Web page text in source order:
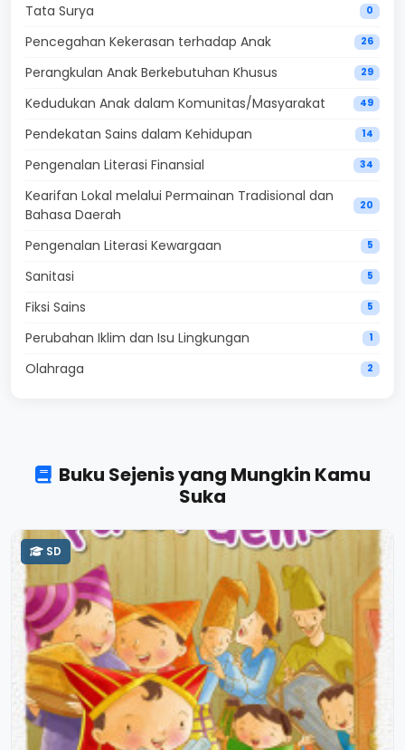
Tata Surya 0
Pencegahan Kekerasan terhadap Anak 26
Perangkulan Anak Berkebutuhan Khusus 29
Kedudukan Anak dalam Komunitas/Masyarakat 49
Pendekatan Sains dalam Kehidupan 14
Pengenalan Literasi Finansial 34
Kearifan Lokal melalui Permainan Tradisional dan
Bahasa Daerah
20
Pengenalan Literasi Kewargaan 5
Sanitasi 5
Fiksi Sains 5
Perubahan Iklim dan Isu Lingkungan 1
Olahraga 2
Buku Sejenis yang Mungkin Kamu
Suka
SD